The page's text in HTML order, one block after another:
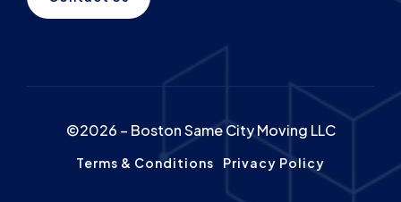
©2026 – Boston Same City Moving LLC
Terms & Conditions Privacy Policy